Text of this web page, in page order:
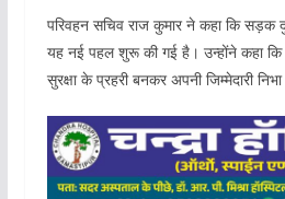
परिवहन सचिव राज कुमार ने कहा कि सड़क
यह नई पहल शुरू की गई है। उन्होंने कहा
सुरक्षा के प्रहरी बनकर अपनी जिम्मेदारी